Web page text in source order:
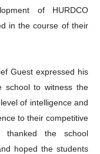
of HURDCO
in the course of their
Guest expressed his
school to witness the
of intelligence and
to their competitive
the school
hoped the students